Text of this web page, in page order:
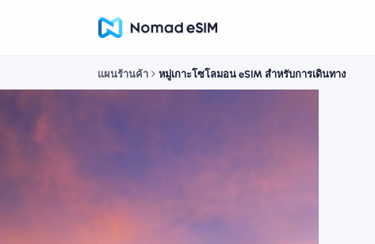
แผนร้านค้า หมู่เกาะโซโลมอน eSIM สำหรับการเดินทาง